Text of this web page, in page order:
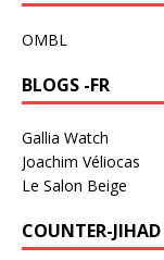
OMBL
BLOGS -FR
Gallia Watch
Joachim Véliocas
Le Salon Beige
COUNTER-JIHAD